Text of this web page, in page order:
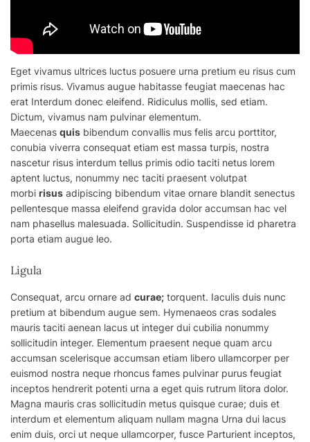
Eget vivamus ultrices luctus posuere urna pretium eu risus cum
primis risus. Vivamus augue habitasse feugiat maecenas hac
erat Interdum donec eleifend. Ridiculus mollis, sed etiam.
Dictum, vivamus nam pulvinar elementum.
Maecenas quis bibendum convallis mus felis arcu porttitor,
conubia viverra consequat etiam est massa turpis, nostra
nascetur risus interdum tellus primis odio taciti netus lorem
aptent luctus, nonummy nec taciti praesent volutpat
morbi risus adipiscing bibendum vitae ornare blandit senectus
pellentesque massa eleifend gravida dolor accumsan hac vel
nam phasellus malesuada. Sollicitudin. Suspendisse id pharetra
porta etiam augue leo.
Ligula
Consequat, arcu ornare ad curae; torquent. Iaculis duis nunc
pretium at bibendum augue sem. Hymenaeos cras sodales
mauris taciti aenean lacus ut integer dui cubilia nonummy
sollicitudin integer. Elementum praesent neque quam arcu
accumsan scelerisque accumsan etiam libero ullamcorper per
euismod nostra neque rhoncus fames pulvinar purus feugiat
inceptos hendrerit potenti urna a eget quis rutrum litora dolor.
Magna mauris cras sollicitudin metus quisque curae; duis et
interdum et elementum aliquam nullam magna Urna dui lacus
enim duis, orci ut neque ullamcorper, fusce Parturient inceptos,